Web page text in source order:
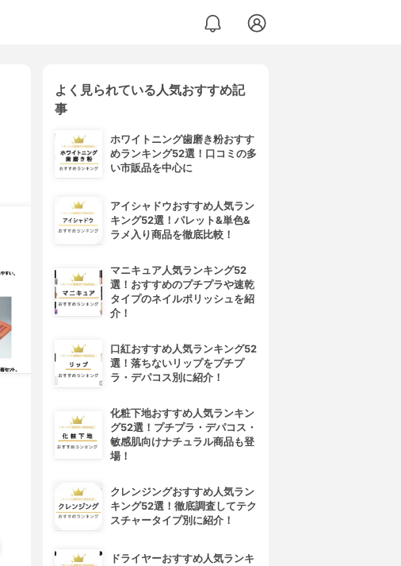
よく見られている人気おすすめ記
事
ホワイトニング歯磨き粉おすす
めランキング52選！口コミの多
い市販品を中心に
アイシャドウおすすめ人気ラン
キング52選！パレット&単色&
ラメ入り商品を徹底比較！
マニキュア人気ランキング52
選！おすすめのプチプラや速乾
タイプのネイルポリッシュを紹
介！
口紅おすすめ人気ランキング52
選！落ちないリップをプチプ
ラ・デパコス別に紹介！
化粧下地おすすめ人気ランキン
グ52選！プチプラ・デパコス・
敏感肌向けナチュラル商品も登
場！
クレンジングおすすめ人気ラン
キング52選！徹底調査してテク
スチャータイプ別に紹介！
ドライヤーおすすめ人気ランキ